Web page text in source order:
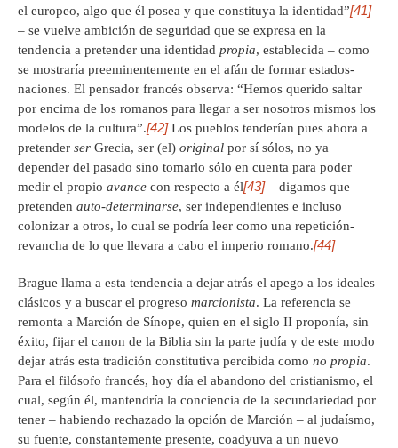
el europeo, algo que él posea y que constituya la identidad”[41]
– se vuelve ambición de seguridad que se expresa en la
tendencia a pretender una identidad propia, establecida – como
se mostraría preeminentemente en el afán de formar estados-
naciones. El pensador francés observa: “Hemos querido saltar
por encima de los romanos para llegar a ser nosotros mismos los
modelos de la cultura”.[42]Los pueblos tenderían pues ahora a
pretender ser Grecia, ser (el) original por sí sólos, no ya
depender del pasado sino tomarlo sólo en cuenta para poder
medir el propio avance con respecto a él[43]– digamos que
pretenden auto-determinarse, ser independientes e incluso
colonizar a otros, lo cual se podría leer como una repetición-
revancha de lo que llevara a cabo el imperio romano.[44]
Brague llama a esta tendencia a dejar atrás el apego a los ideales
clásicos y a buscar el progreso marcionista. La referencia se
remonta a Marción de Sínope, quien en el siglo II proponía, sin
éxito, fijar el canon de la Biblia sin la parte judía y de este modo
dejar atrás esta tradición constitutiva percibida como no propia.
Para el filósofo francés, hoy día el abandono del cristianismo, el
cual, según él, mantendría la conciencia de la secundariedad por
tener – habiendo rechazado la opción de Marción – al judaísmo,
su fuente, constantemente presente, coadyuva a un nuevo